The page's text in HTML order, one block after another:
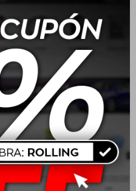
opción económica y
buen agarre, confort y
en ciudad como en ruta,
alternativa accesible sin
el agarre y la estabilidad en
ruidos y vibraciones.
el desgaste
a evacuar el agua y